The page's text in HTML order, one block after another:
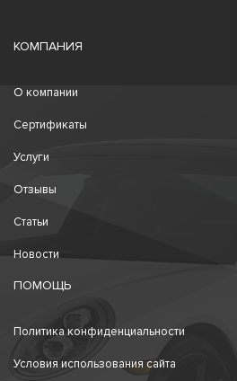
КОМПАНИЯ
О компании
Сертификаты
Услуги
Отзывы
Статьи
Новости
ПОМОЩЬ
Политика конфиденциальности
Условия использования сайта